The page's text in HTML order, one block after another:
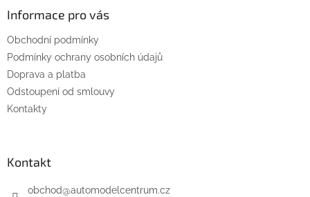
Informace pro vás
Obchodní podmínky
Podmínky ochrany osobních údajů
Doprava a platba
Odstoupení od smlouvy
Kontakty
Kontakt
obchod@automodelcentrum.cz